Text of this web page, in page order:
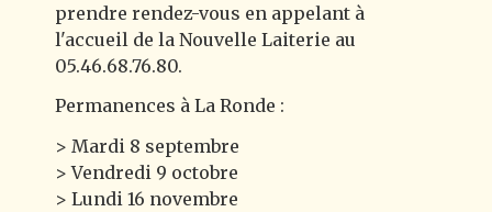
prendre rendez-vous en appelant à
l'accueil de la Nouvelle Laiterie au
05.46.68.76.80.
Permanences à La Ronde :
> Mardi 8 septembre
> Vendredi 9 octobre
> Lundi 16 novembre